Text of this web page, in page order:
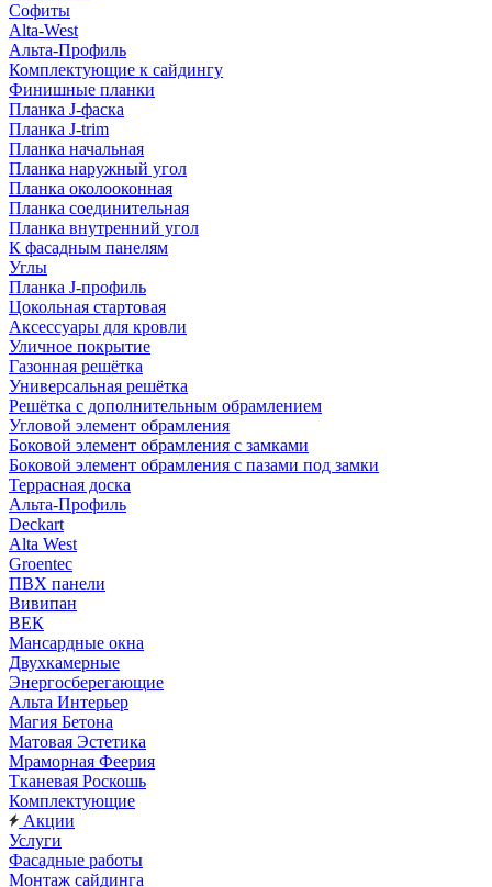
Софиты
Alta-West
Альта-Профиль
Комплектующие к сайдингу
Финишные планки
Планка J-фаска
Планка J-trim
Планка начальная
Планка наружный угол
Планка околооконная
Планка соединительная
Планка внутренний угол
К фасадным панелям
Углы
Планка J-профиль
Цокольная стартовая
Аксессуары для кровли
Уличное покрытие
Газонная решётка
Универсальная решётка
Решётка с дополнительным обрамлением
Угловой элемент обрамления
Боковой элемент обрамления с замками
Боковой элемент обрамления с пазами под замки
Террасная доска
Альта-Профиль
Deckart
Alta West
Groentec
ПВХ панели
Вивипан
ВЕК
Мансардные окна
Двухкамерные
Энергосберегающие
Альта Интерьер
Магия Бетона
Матовая Эстетика
Мраморная Феерия
Тканевая Роскошь
Комплектующие
Акции
Услуги
Фасадные работы
Монтаж сайдинга